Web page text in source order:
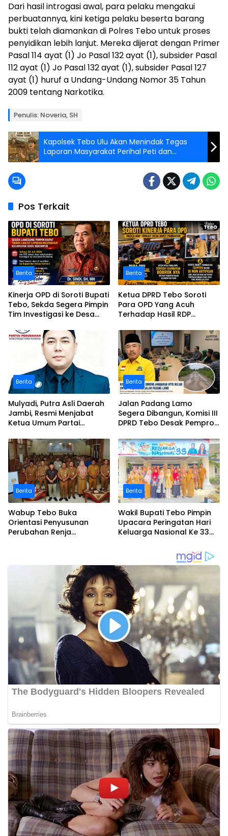
Dari hasil introgasi awal, para pelaku mengakui
perbuatannya, kini ketiga pelaku beserta barang
bukti telah diamankan di Polres Tebo untuk proses
penyidikan lebih lanjut. Mereka dijerat dengan Primer
Pasal 114 ayat (1) Jo Pasal 132 ayat (1), subsider Pasal
112 ayat (1) Jo Pasal 132 ayat (1), subsider Pasal 127
ayat (1) huruf a Undang-Undang Nomor 35 Tahun
2009 tentang Narkotika.
Penulis: Noveria, SH
Kapolsek Tebo Ulu Akan Menindak Tegas
Laporan Masyarakat Perihal Peti dan
Pembakaran Emas Ilegal
Pos Terkait
Berita
Kinerja OPD di Soroti Bupati
Tebo, Sekda Segera Pimpin
Tim Investigasi ke Desa
serumpun
Berita
Ketua DPRD Tebo Soroti
Para OPD Yang Acuh
Terhadap Hasil RDP
Pamuatan
Berita
Mulyadi, Putra Asli Daerah
Jambi, Resmi Menjabat
Ketua Umum Partai
Perwakilan ASEAN Partai
Perubahan di Malaysia
Berita
Jalan Padang Lamo
Segera Dibangun, Komisi III
DPRD Tebo Desak Pemprov
Anggaran Rp70 Miliar
Berita
Wabup Tebo Buka
Orientasi Penyusunan
Perubahan Renja
Berita
Wakil Bupati Tebo Pimpin
Upacara Peringatan Hari
Keluarga Nasional Ke 33